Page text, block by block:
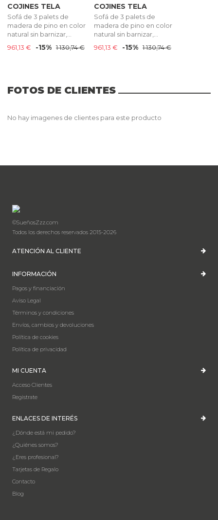
COJINES TELA
Sofá de 3 palets de
madera de pino en color
natural sin barnizar,...
961,13 €
-15% 1 130,74 €
COJINES TELA
Sofá de 3 palets de
madera de pino en color
natural sin barnizar,...
961,13 €
-15% 1 130,74 €
FOTOS DE CLIENTES
No hay imagenes de clientes para este producto
©SueñosZzz.com
Todos los derechos reservados 2015-2026
ATENCIÓN AL CLIENTE
INFORMACIÓN
Pagos y financiación
Aviso Legal
Términos y condiciones
Envíos, cambios y devoluciones
Política de cookies
Política de privacidad
MI CUENTA
Acceso Clientes
Registrate
ENLACES DE INTERÉS
¿Dónde está mi pedido?
¿Quiénes somos?
¿Eres profesional?
Tarjetas de Regalo
Contacto
Blog